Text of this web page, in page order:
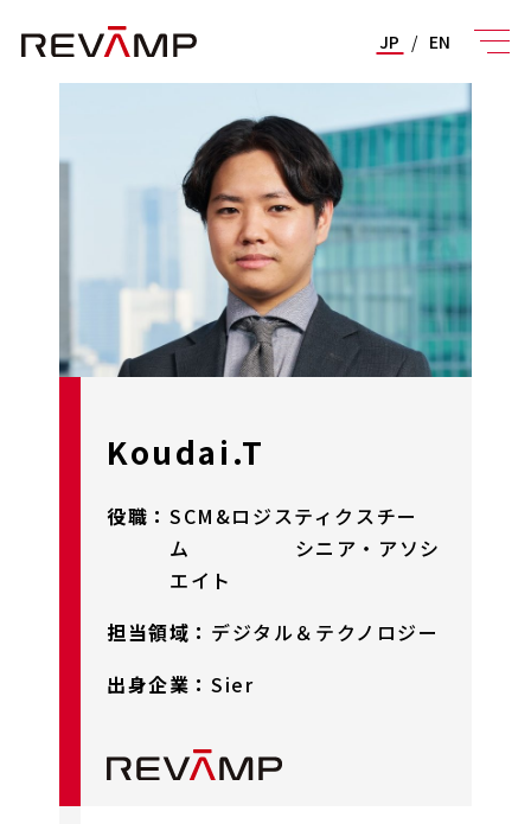
JP / EN
Koudai.T
役職： SCM&ロジスティクスチー
ム シニア・アソシ
エイト
担当領域： デジタル＆テクノロジー
出身企業： Sier